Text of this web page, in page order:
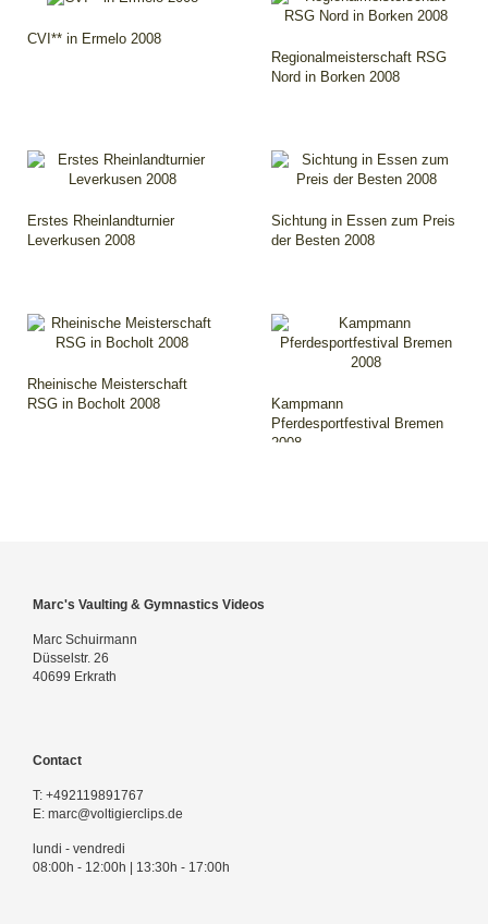
CVI** in Ermelo 2008
Regionalmeisterschaft RSG
Nord in Borken 2008
Erstes Rheinlandturnier
Leverkusen 2008
Sichtung in Essen zum Preis
der Besten 2008
Rheinische Meisterschaft
RSG in Bocholt 2008
Kampmann
Pferdesportfestival Bremen
2008
Marc's Vaulting & Gymnastics Videos
Marc Schuirmann
Düsselstr. 26
40699 Erkrath
Contact
T: +492119891767
E: marc@voltigierclips.de
lundi - vendredi
08:00h - 12:00h | 13:30h - 17:00h